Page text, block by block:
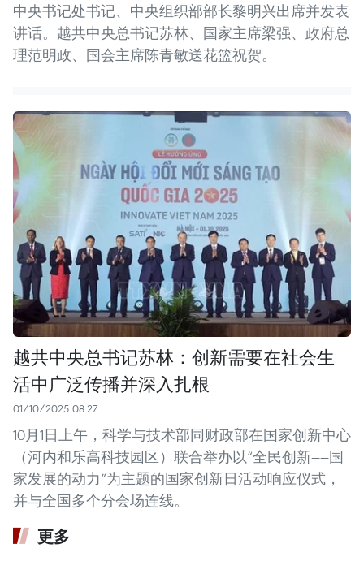
中央书记处书记、中央组织部部长黎明兴出席并发表
讲话。越共中央总书记苏林、国家主席梁强、政府总
理范明政、国会主席陈青敏送花篮祝贺。
越共中央总书记苏林：创新需要在社会生
活中广泛传播并深入扎根
01/10/2025 08:27
10月1日上午，科学与技术部同财政部在国家创新中心
（河内和乐高科技园区）联合举办以“全民创新——国
家发展的动力”为主题的国家创新日活动响应仪式，
并与全国多个分会场连线。
更多